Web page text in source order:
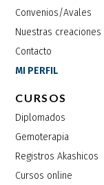
Convenios/Avales
Nuestras creaciones
Contacto
MI PERFIL
CURSOS
Diplomados
Gemoterapia
Registros Akashicos
Cursos online